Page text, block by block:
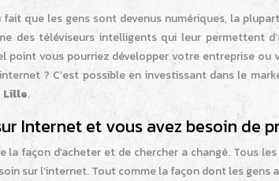
que les gens sont devenus numériques, la
des téléviseurs intelligents qui leur permettent
point vous pourriez développer votre entreprise ou
? C’est possible en investissant dans le
Lille.
Internet et vous avez besoin de
la façon d’acheter et de chercher a changé. Tous
sur l’internet. Tout comme la façon dont les gens